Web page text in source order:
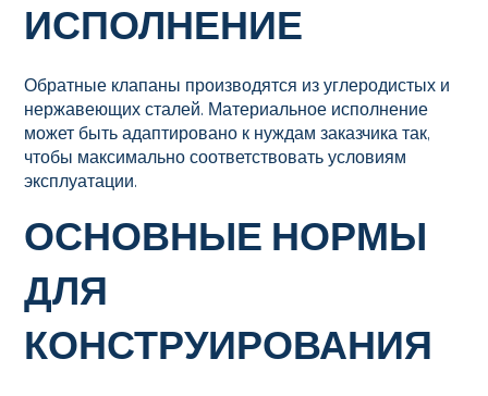
ИСПОЛНЕНИЕ
Обратные клапаны производятся из углеродистых и
нержавеющих сталей. Материальное исполнение
может быть адаптировано к нуждам заказчика так,
чтобы максимально соответствовать условиям
эксплуатации.
ОСНОВНЫЕ НОРМЫ
ДЛЯ
КОНСТРУИРОВАНИЯ